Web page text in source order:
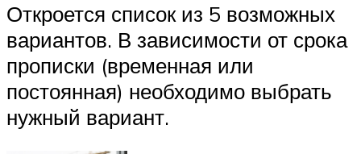
Откроется список из 5 возможных
вариантов. В зависимости от срока
прописки (временная или
постоянная) необходимо выбрать
нужный вариант.